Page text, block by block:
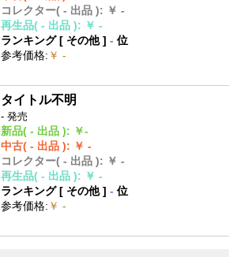
コレクター( - 出品 ): ￥ -
再生品( - 出品 ): ￥ -
ランキング [ その他]- 位
参考価格: ￥ -
タイトル不明
- 発売
新品( - 出品 ): ￥-
中古( - 出品 ): ￥ -
コレクター( - 出品 ): ￥ -
再生品( - 出品 ): ￥ -
ランキング [ その他]- 位
参考価格: ￥ -